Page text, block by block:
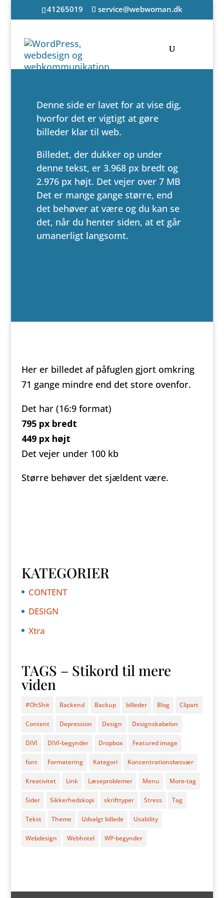
41265019 service@webwoman.dk
Denne side er lavet for at vise dig,
hvorfor det er vigtigt at gøre
billeder klar til web.
Billedet, der dukker op under
denne tekst, er 3.968 px bredt og
2.976 px højt. Det vejer over 7 MB
Det er mange gange større, end
det behøver at være og du kan se
det, når du henter siden, at et går
umanerligt langsomt.
Her er billedet af påfuglen gjort omkring
71 gange mindre end det store ovenfor.
Det har (16:9 format)
795 px bredt
449 px højt
Det vejer under 100 kb
Større behøver det sjældent være.
KATEGORIER
CONTENT
DESIGN
Xtra
TAGS – Stikord til mere
viden
#OhShit Backend Backup billeder Blog Clipart
Content Depression Design Designskabelon
DIVI DIVI-begynder Dropbox Featured image
font Formatering Kategori Koncentrationsbesvær
Kreativitet Link Læseproblemer Menu More-tag
Sider Sikkerhedskopi skrifttyper Stress Tag
Tekst Theme Udvalgt billede Usability
Webdesign Webhotel WP-begynder